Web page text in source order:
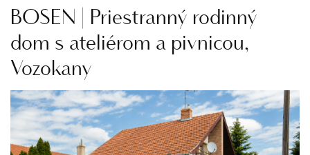
BOSEN | Priestranný rodinný
dom s ateliérom a pivnicou,
Vozokany